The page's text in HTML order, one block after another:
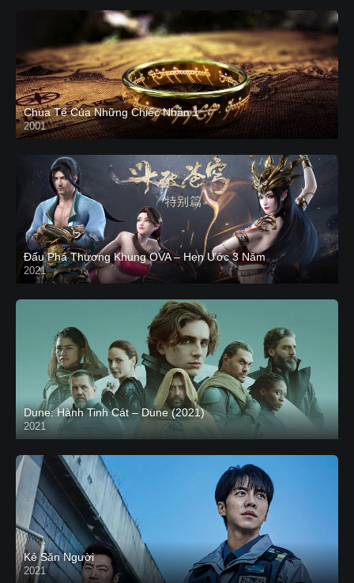
Chúa Tể Của Những Chiếc Nhẫn 1
2001
Đấu Phá Thương Khung OVA – Hẹn Ước 3 Năm
2021
Dune: Hành Tinh Cát – Dune (2021)
2021
HD VIETSUB
Kẻ Săn Người
2021